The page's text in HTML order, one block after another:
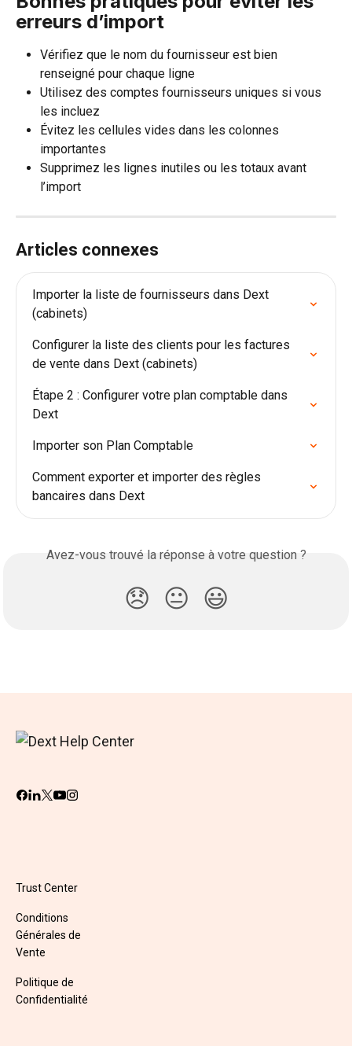
erreurs d’import
Vérifiez que le nom du fournisseur est bien
renseigné pour chaque ligne
Utilisez des comptes fournisseurs uniques si vous
les incluez
Évitez les cellules vides dans les colonnes
importantes
Supprimez les lignes inutiles ou les totaux avant
l’import
Articles connexes
Importer la liste de fournisseurs dans Dext
(cabinets)
Configurer la liste des clients pour les factures
de vente dans Dext (cabinets)
Étape 2 : Configurer votre plan comptable dans
Dext
Importer son Plan Comptable
Comment exporter et importer des règles
bancaires dans Dext
Avez-vous trouvé la réponse à votre question ?
😞 😐 😃
Trust Center
Conditions
Générales de
Vente
Politique de
Confidentialité